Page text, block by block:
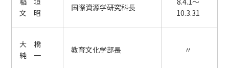
文 昭
国際資源学研究科長
10.3.31
大 橋
純 一
教育文化学部長 〃